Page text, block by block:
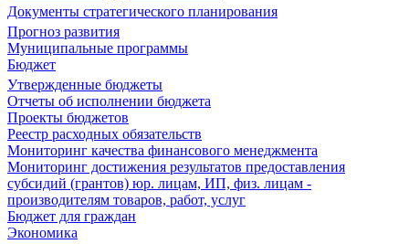
Документы стратегического планирования
Прогноз развития
Муниципальные программы
Бюджет
Утвержденные бюджеты
Отчеты об исполнении бюджета
Проекты бюджетов
Реестр расходных обязательств
Мониторинг качества финансового менеджмента
Мониторинг достижения результатов предоставления
субсидий (грантов) юр. лицам, ИП, физ. лицам -
производителям товаров, работ, услуг
Бюджет для граждан
Экономика